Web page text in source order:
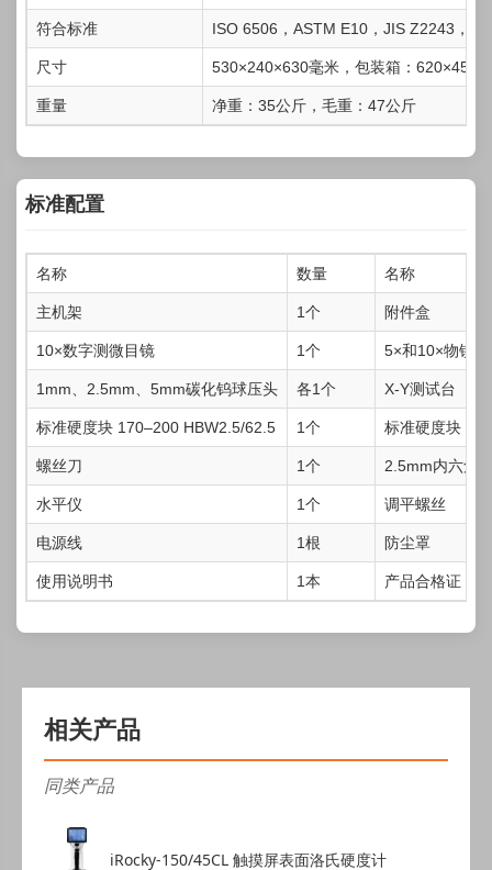
符合标准 ISO 6506，ASTM E10，JIS Z2243，
尺寸 530×240×630毫米，包装箱：
重量 净重：35公斤，毛重：47公斤
标准配置
名称 数量 名称
主机架 1个 附件盒
10×数字测微目镜 1个 5×和10×物镜
1mm、2.5mm、5mm碳化钨球压头 各1个 X-Y测试台
标准硬度块 170–200 HBW2.5/62.5 1个 标准硬度块
螺丝刀 1个 2.5mm内六角
水平仪 1个 调平螺丝
电源线 1根 防尘罩
使用说明书 1本 产品合格证
相关产品
同类产品
iRocky-150/45CL 触摸屏表面洛氏硬度计